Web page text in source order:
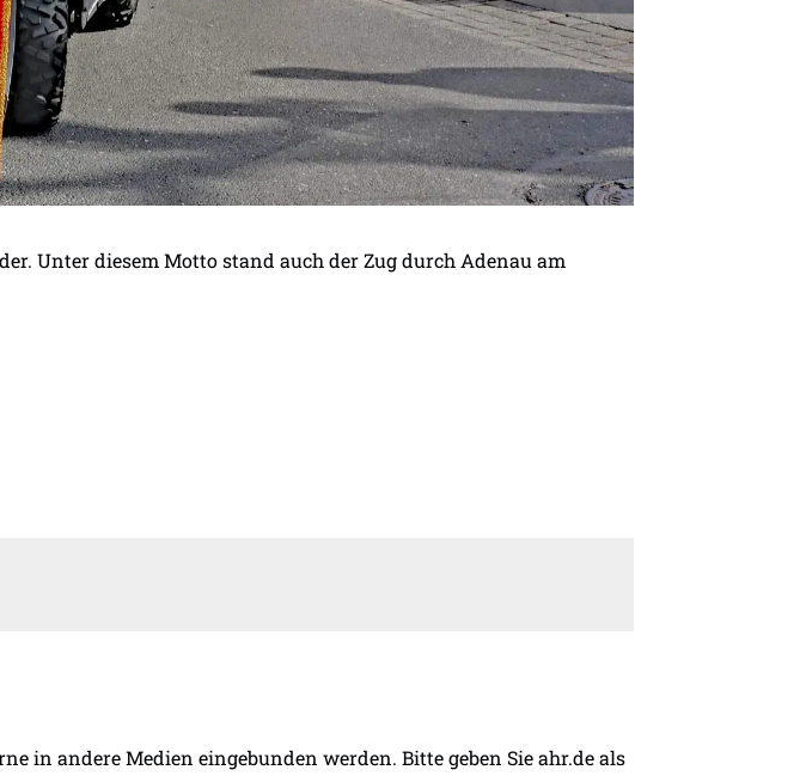
Unter diesem Motto stand auch der Zug durch Adenau am
in andere Medien eingebunden werden. Bitte geben Sie ahr.de als